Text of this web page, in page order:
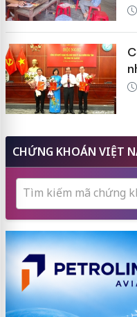
CHỨNG KHOÁN VIỆT
Tìm kiếm mã chứng